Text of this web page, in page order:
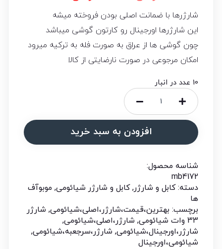
شارژرها با ضمانت اصلی بودن فروخته میشه
این شارژرها اورجینال رو کارتون گوشی میباشد
چون گوشی ها از عراق به صورت فله به ترکیه میرود
امکان مرجوعی در صورت نارضایتی از کالا
10 عدد در انبار
افزودن به سبد خرید
شناسه محصول:
mb4172
دسته:کابل و شارژر,کابل و شارژر شیائومی, موبوآف
ها
برچسب: بهترین،قیمت،شارژر،اصلی،شیائومی, شارژر
33 وات شیائومی
, شارژر،اصلی،شیائومی,
شارژر،اورجینال،شیائومی, شارژر،سرجعبه،شیائومی,
شیائومی،اورجینال